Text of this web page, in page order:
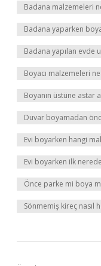
Badana malzemeleri
Badana yaparken
Badana yapılan evde
Boyacı malzemeleri
Boyanın üstüne astar
Duvar boyamadan
Evi boyarken hangi
Evi boyarken ilk
Önce parke mi boya
Sönmemiş kireç nasıl